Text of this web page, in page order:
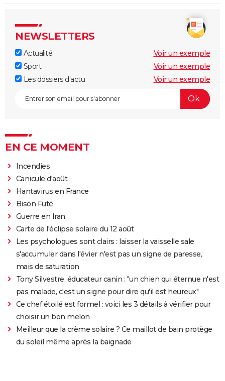
NEWSLETTERS
Actualité
Voir un exemple
Sport
Voir un exemple
Les dossiers d'actu
Voir un exemple
EN CE MOMENT
Incendies
Canicule d'août
Hantavirus en France
Bison Futé
Guerre en Iran
Carte de l'éclipse solaire du 12 août
Les psychologues sont clairs : laisser la vaisselle sale
s'accumuler dans l'évier n'est pas un signe de paresse,
mais de saturation
Tony Silvestre, éducateur canin : "un chien qui éternue n'est
pas malade, c'est un signe pour dire qu'il est heureux"
Ce chef étoilé est formel : voici les 3 détails à vérifier pour
choisir un bon melon
Meilleur que la crème solaire ? Ce maillot de bain protège
du soleil même après la baignade